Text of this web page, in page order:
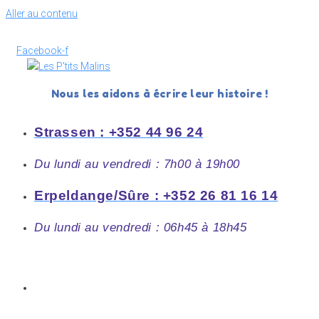
Aller au contenu
Facebook-f
Nous les aidons à écrire leur histoire !
Strassen : +352 44 96 24
Du lundi au vendredi : 7h00 à 19h00
Erpeldange/Sûre : +352 26 81 16 14
Du lundi au vendredi : 06h45 à 18h45